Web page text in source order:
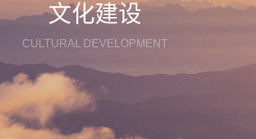
文化建设
CULTURAL DEVELOPMENT